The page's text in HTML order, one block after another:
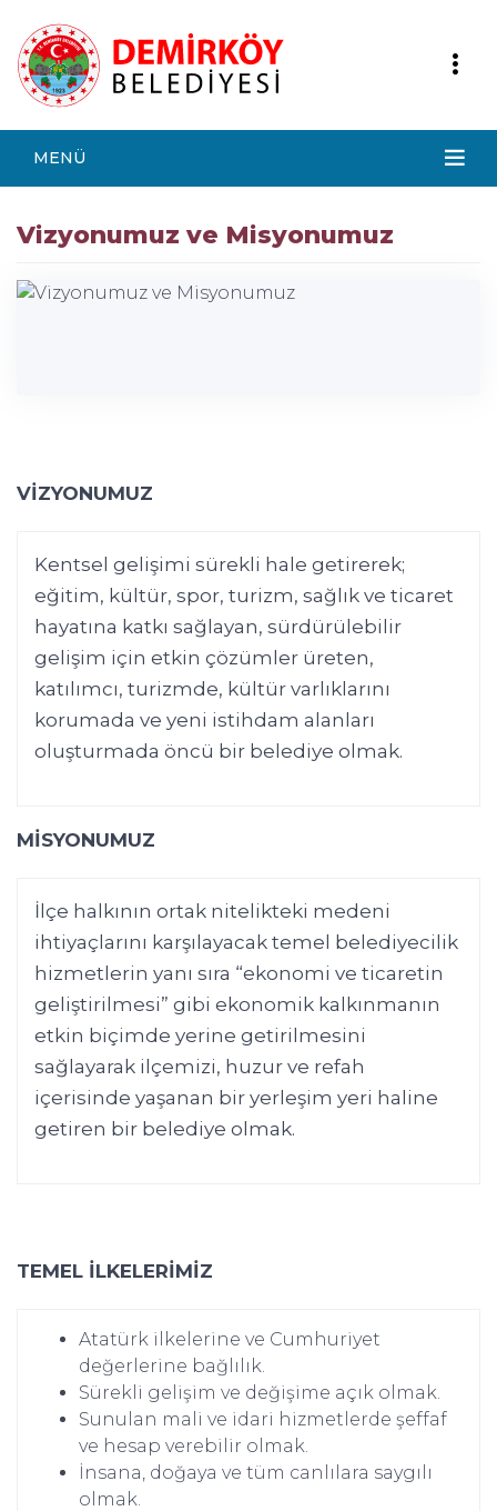
MENÜ
Vizyonumuz ve Misyonumuz
VİZYONUMUZ
Kentsel gelişimi sürekli hale getirerek;
eğitim, kültür, spor, turizm, sağlık ve ticaret
hayatına katkı sağlayan, sürdürülebilir
gelişim için etkin çözümler üreten,
katılımcı, turizmde, kültür varlıklarını
korumada ve yeni istihdam alanları
oluşturmada öncü bir belediye olmak.
MİSYONUMUZ
İlçe halkının ortak nitelikteki medeni
ihtiyaçlarını karşılayacak temel belediyecilik
hizmetlerin yanı sıra “ekonomi ve ticaretin
geliştirilmesi” gibi ekonomik kalkınmanın
etkin biçimde yerine getirilmesini
sağlayarak ilçemizi, huzur ve refah
içerisinde yaşanan bir yerleşim yeri haline
getiren bir belediye olmak.
TEMEL İLKELERİMİZ
Atatürk ilkelerine ve Cumhuriyet
değerlerine bağlılık.
Sürekli gelişim ve değişime açık olmak.
Sunulan mali ve idari hizmetlerde şeffaf
ve hesap verebilir olmak.
İnsana, doğaya ve tüm canlılara saygılı
olmak.